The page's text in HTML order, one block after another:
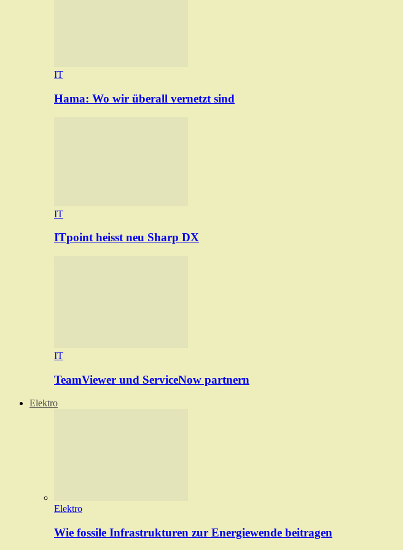
IT
Hama: Wo wir überall vernetzt sind
IT
ITpoint heisst neu Sharp DX
IT
TeamViewer und ServiceNow partnern
Elektro
Elektro
Wie fossile Infrastrukturen zur Energiewende beitragen